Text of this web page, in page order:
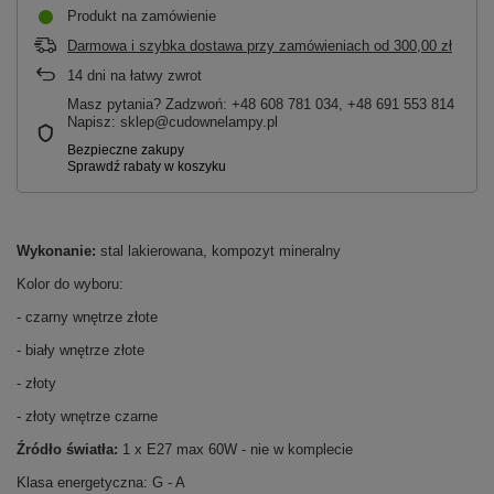
Produkt na zamówienie
Darmowa i szybka dostawa przy zamówieniach od 300,00 zł
14 dni na łatwy zwrot
Masz pytania? Zadzwoń: +48 608 781 034, +48 691 553 814
Napisz: sklep@cudownelampy.pl
Wykonanie: stal lakierowana, kompozyt mineralny
Kolor do wyboru:
- czarny wnętrze złote
- biały wnętrze złote
- złoty
- złoty wnętrze czarne
Źródło światła: 1 x E27 max 60W - nie w komplecie
Klasa energetyczna: G - A